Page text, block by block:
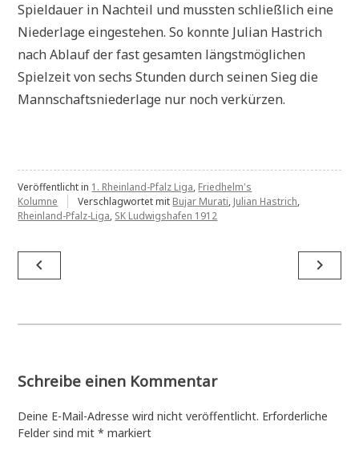
Spieldauer in Nachteil und mussten schließlich eine
Niederlage eingestehen. So konnte Julian Hastrich
nach Ablauf der fast gesamten längstmöglichen
Spielzeit von sechs Stunden durch seinen Sieg die
Mannschaftsniederlage nur noch verkürzen.
Veröffentlicht in 1. Rheinland-Pfalz Liga, Friedhelm's
Kolumne
Verschlagwortet mit Bujar Murati, Julian Hastrich,
Rheinland-Pfalz-Liga, SK Ludwigshafen 1912
Beitragsnavigation
navigate_before navigate_next
Schreibe einen Kommentar
Deine E-Mail-Adresse wird nicht veröffentlicht. Erforderliche
Felder sind mit* markiert